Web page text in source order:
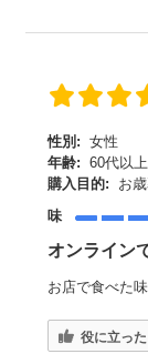
性別: 女性
年齢: 60代以上
購入目的:
お
味
オンライン
お店で食べた
役に立った